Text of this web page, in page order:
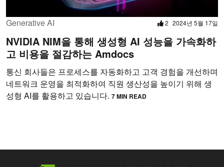
Generative AI 2 2024년 5월 17일
NVIDIA NIM을 통해 생성형 AI 성능을 가속화하
고 비용을 절감하는 Amdocs
통신 회사들은 프로세스를 자동화하고 고객 경험을 개선하며
네트워크 운영을 최적화하여 직원 생산성을 높이기 위해 생
성형 AI를 활용하고 있습니다. 7 MIN READ